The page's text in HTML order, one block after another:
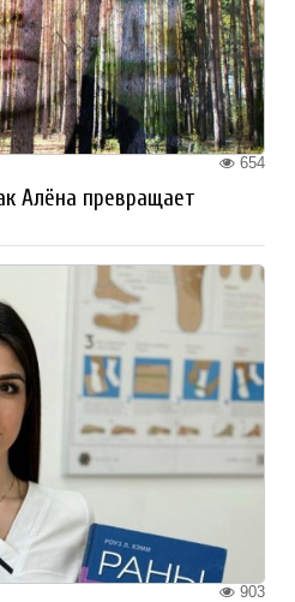
654
Алёна превращает
903